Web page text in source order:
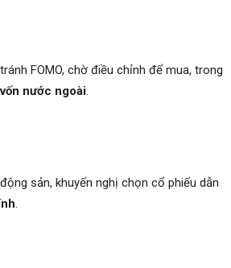
FOMO, chờ điều chỉnh để mua, trong
nước ngoài.
sản, khuyến nghị chọn cổ phiếu dẫn
.